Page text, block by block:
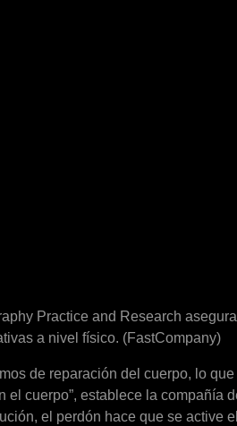
Practice and Research asegura
a nivel físico. (FastCompany)
de reparación del cuerpo, lo que
el cuerpo”, establece la compañía
el perdón hace que se active el